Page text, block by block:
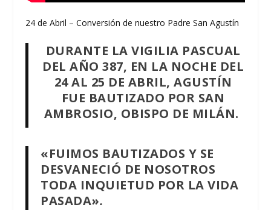
24 de Abril – Conversión de nuestro Padre San Agustín
DURANTE LA VIGILIA PASCUAL
DEL AÑO 387, EN LA NOCHE DEL
24 AL 25 DE ABRIL, AGUSTÍN
FUE BAUTIZADO POR SAN
AMBROSIO, OBISPO DE MILÁN.
«FUIMOS BAUTIZADOS Y SE
DESVANECIÓ DE NOSOTROS
TODA INQUIETUD POR LA VIDA
PASADA».